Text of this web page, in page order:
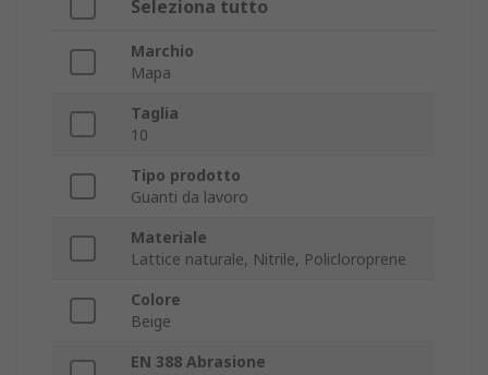
Seleziona tutto
Marchio
Mapa
Taglia
10
Tipo prodotto
Guanti da lavoro
Materiale
Lattice naturale, Nitrile, Policloroprene
Colore
Beige
EN 388 Abrasione